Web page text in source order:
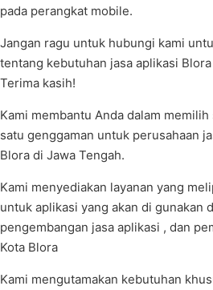
pada perangkat mobile.
Jangan ragu untuk hubungi kami
tentang kebutuhan jasa aplikasi
Terima kasih!
Kami membantu Anda dalam memilih
satu genggaman untuk perusahaan
Blora di Jawa Tengah.
Kami menyediakan layanan yang
untuk aplikasi yang akan di gunakan
pengembangan jasa aplikasi , dan
Kota Blora
Kami mengutamakan kebutuhan